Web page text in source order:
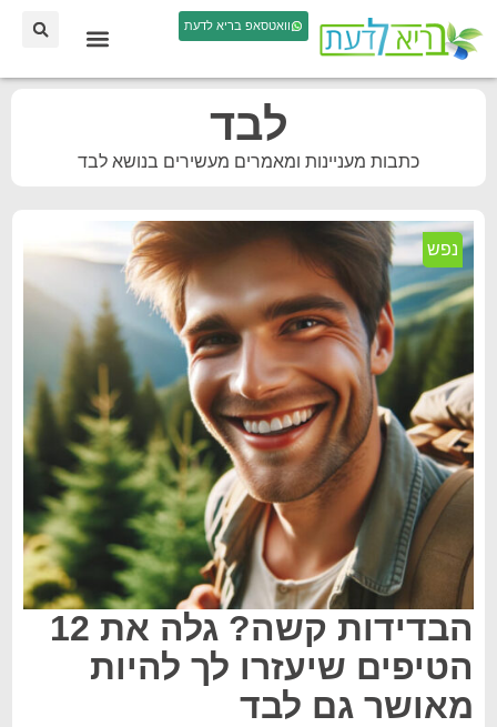
וואטסאפ בריא לדעת
לבד
כתבות מעניינות ומאמרים מעשירים בנושא לבד
נפש
הבדידות קשה? גלה את 12
הטיפים שיעזרו לך להיות
מאושר גם לבד